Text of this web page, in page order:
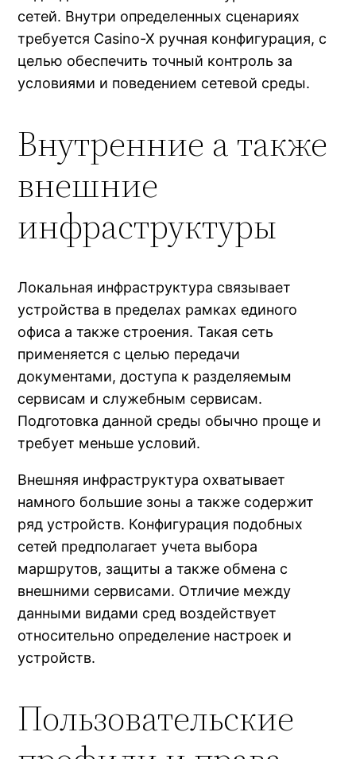
сетей. Внутри определенных сценариях
требуется Casino-X ручная конфигурация, с
целью обеспечить точный контроль за
условиями и поведением сетевой среды.
Внутренние а также
внешние
инфраструктуры
Локальная инфраструктура связывает
устройства в пределах рамках единого
офиса а также строения. Такая сеть
применяется с целью передачи
документами, доступа к разделяемым
сервисам и служебным сервисам.
Подготовка данной среды обычно проще и
требует меньше условий.
Внешняя инфраструктура охватывает
намного большие зоны а также содержит
ряд устройств. Конфигурация подобных
сетей предполагает учета выбора
маршрутов, защиты а также обмена с
внешними сервисами. Отличие между
данными видами сред воздействует
относительно определение настроек и
устройств.
Пользовательские